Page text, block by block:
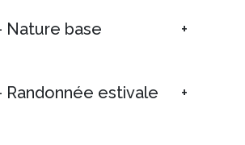
Nature base
Randonnée estivale